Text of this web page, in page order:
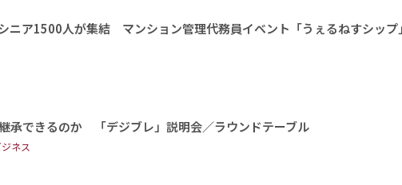
ニア1500人が集結 マンション管理代務員イベント「うぇるねすシップ
承できるのか 「デジブレ」説明会／ラウンドテーブル
ネス